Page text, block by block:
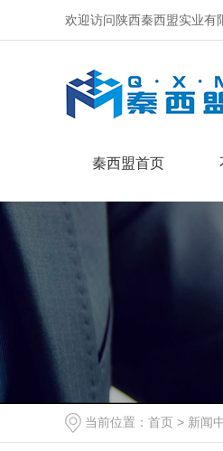
欢迎访问陕西秦西盟实业有
秦西盟首页
当前位置： 首页 > 新闻